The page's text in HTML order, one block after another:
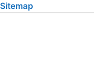
Sitemap